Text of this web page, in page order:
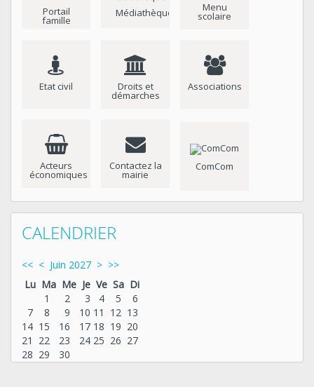
Portail
famille
Médiathèque Menu
scolaire
Etat civil Droits et
démarches
Associations
Acteurs
économiques
Contactez la
mairie
ComCom
CALENDRIER
<< < Juin 2027 > >>
Lu Ma Me Je Ve Sa Di
1
2 3 4 5
6
7
8 9 10 11 12 13
14 15 16 17 18 19 20
21
22 23 24 25 26 27
28 29 30